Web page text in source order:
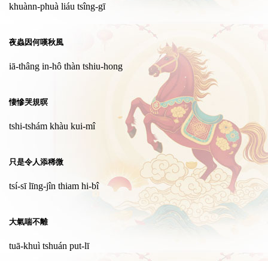
khuànn-phuà liáu tsîng-gī
夜蟲因何嘆秋風
iā-thâng in-hô thàn tshiu-hong
悽慘哭規暝
tshi-tshám khàu kui-mî
只是令人添稀微
tsí-sī līng-jîn thiam hi-bî
大氣喘不離
tuā-khuì tshuán put-lī